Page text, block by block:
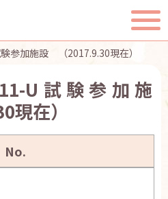
TOP
とは
参加施設 （2017.9.30現在）
U試験参加施
在）
No.